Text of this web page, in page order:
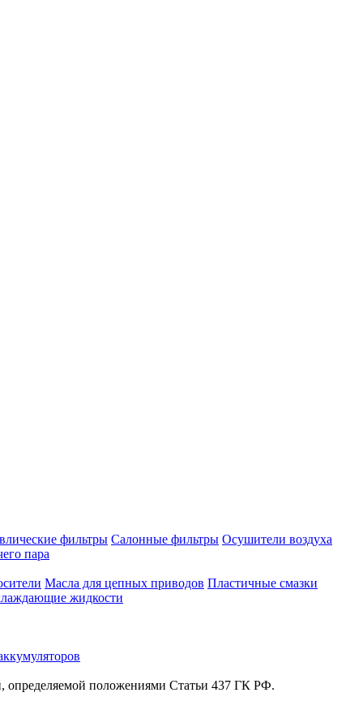
фильтры Салонные фильтры Осушители воздуха
пара
Масла для цепных приводов Пластичные смазки
жидкости
определяемой положениями Статьи 437 ГК РФ.